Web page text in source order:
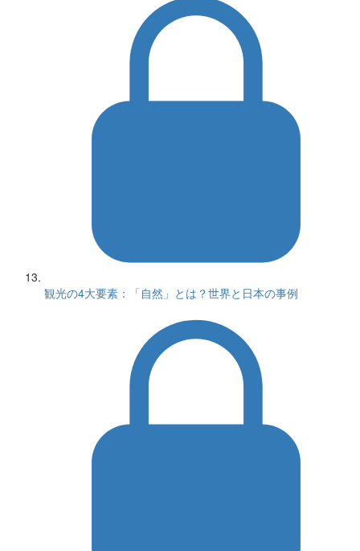
観光の4大要素：「自然」とは？世界と日本の事例